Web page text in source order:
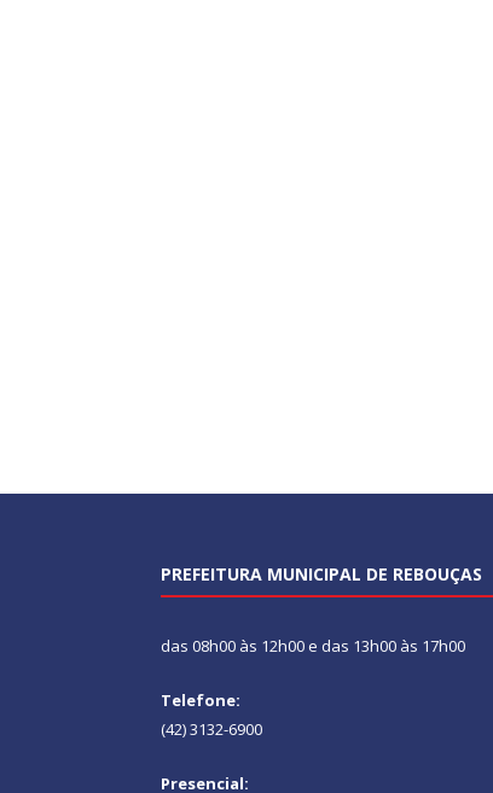
PREFEITURA MUNICIPAL DE REBOUÇAS
das 08h00 às 12h00 e das 13h00 às 17h00
Telefone:
(42) 3132-6900
Presencial: